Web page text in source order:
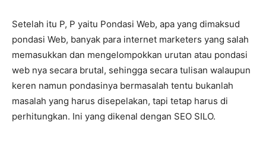
Setelah itu P, P yaitu Pondasi Web, apa yang dimaksud
pondasi Web, banyak para internet marketers yang salah
memasukkan dan mengelompokkan urutan atau pondasi
web nya secara brutal, sehingga secara tulisan walaupun
keren namun pondasinya bermasalah tentu bukanlah
masalah yang harus disepelakan, tapi tetap harus di
perhitungkan. Ini yang dikenal dengan SEO SILO.